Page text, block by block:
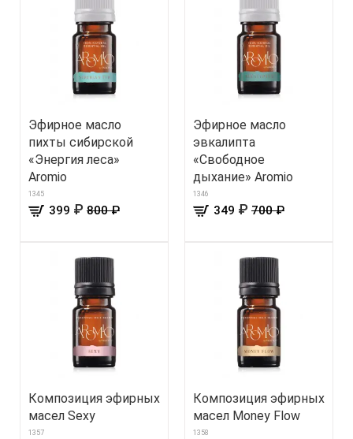
Эфирное масло
пихты сибирской
«Энергия леса»
Aromio
1345
399 ₽ 800 ₽
Эфирное масло
эвкалипта
«Свободное
дыхание» Aromio
1346
349 ₽ 700 ₽
Композиция эфирных
масел Sexy
1357
Композиция эфирных
масел Money Flow
1358